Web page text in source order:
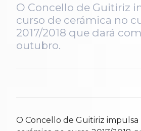
O Concello de Guitiriz
curso de cerámica no
2017/2018 que dará
outubro.
O Concello de Guitiriz